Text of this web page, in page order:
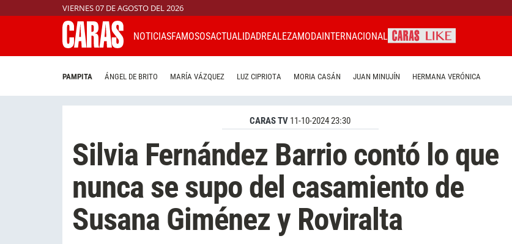
VIERNES 07 DE AGOSTO DEL 2026
NOTICIASFAMOSOSACTUALIDADREALEZAMODAINTERNACIONAL
PAMPITA ÁNGEL DE BRITO MARÍA VÁZQUEZ LUZ CIPRIOTA MORIA CASÁN JUAN MINUJÍN HERMANA VERÓNICA
CARAS TV 11-10-2024 23:30
Silvia Fernández Barrio contó lo que
nunca se supo del casamiento de
Susana Giménez y Roviralta